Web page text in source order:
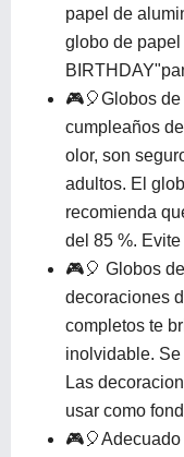
papel de
globo de
🎮🎈Globos
cumpleaños
olor, son
adultos. El
recomienda
del 85 %.
🎮🎈 Globos
decoraciones
completos te
inolvidable.
Las
usar como